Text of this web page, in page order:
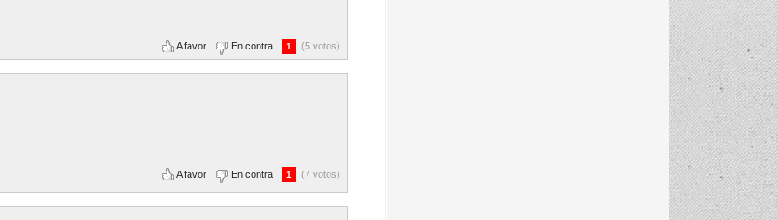
A favor En contra 1 (5 votos)
A favor En contra 1 (7 votos)